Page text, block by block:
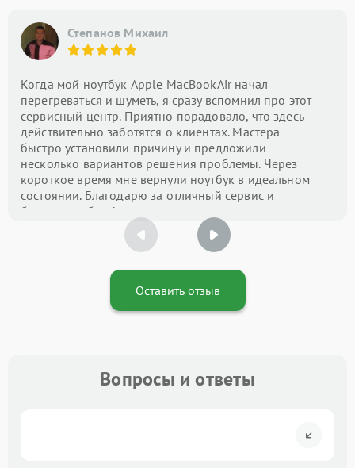
Степанов Михаил
Когда мой ноутбук Apple MacBookAir начал
перегреваться и шуметь, я сразу вспомнил про этот
сервисный центр. Приятно порадовало, что здесь
действительно заботятся о клиентах. Мастера
быстро установили причину и предложили
несколько вариантов решения проблемы. Через
короткое время мне вернули ноутбук в идеальном
состоянии. Благодарю за отличный сервис и
быструю работу!
Оставить отзыв
Вопросы и ответы